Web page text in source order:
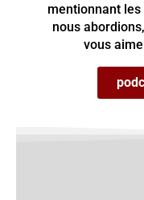
mentionnant
nous
vous